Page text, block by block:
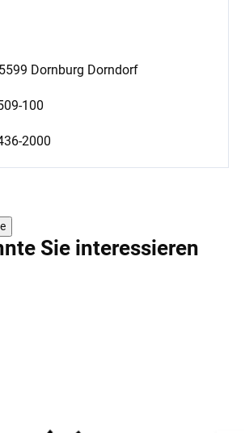
Dornburg Dorndorf
100
2000
Sie interessieren